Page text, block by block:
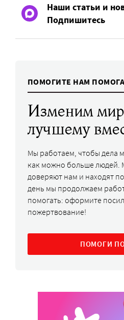
Наши статьи и
Подпишитесь
ПОМОГИТЕ НАМ
Изменим
лучшему
Мы работаем, чтобы дела
как можно больше людей.
доверяют нам и находят
день мы продолжаем
помогать: оформите
пожертвование!
ПОМОГИ